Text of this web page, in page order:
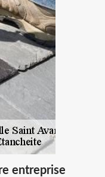
entreprise